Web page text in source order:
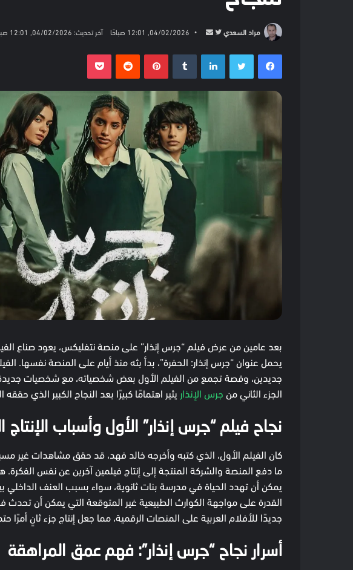
مراد السعدي
تابع
تويتر
أرسل
إلكترونيا
04/02/2026, 12:01 صباحًا آخر تحديث: 04/02/2026, 12:01 صباحًا
فيسبوكتويتر لينكدإن بينتيريست بوكيت
يحمل عنوان “جرس إنذار: الحفرة”، بدأ بثه منذ أيام على المنصة نفسها.
جديدين، وقصة تجمع من الفيلم الأول بعض شخصياته، مع شخصيات جديدة،
الجزء الثاني من جرس الإنذار يثير اهتمامًا كبيرًا بعد النجاح الكبير الذي حققه
نجاح فيلم “جرس إنذار” الأول وأسباب الإنتاج
كان الفيلم الأول، الذي كتبه وأخرجه خالد فهد، قد حقق مشاهدات غير
ما دفع المنصة والشركة المنتجة إلى إنتاج فيلمين آخرين عن نفس الفكرة.
يمكن أن تهدد الحياة في مدرسة بنات ثانوية، سواء بسبب العنف
القدرة على مواجهة الكوارث الطبيعية غير المتوقعة التي يمكن أن تحدث
جديدًا للأفلام العربية على المنصات الرقمية، مما جعل إنتاج جزء ثانٍ أمرًا
أسرار نجاح “جرس إنذار”: فهم عمق المراهقة